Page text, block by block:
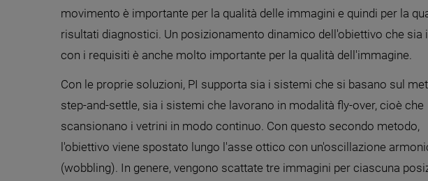
movimento è importante per la qualità delle immagini e quindi per la
risultati diagnostici. Un posizionamento dinamico dell'obiettivo che sia
con i requisiti è anche molto importante per la qualità dell'immagine.
Con le proprie soluzioni, PI supporta sia i sistemi che si basano sul
step-and-settle, sia i sistemi che lavorano in modalità fly-over, cioè che
scansionano i vetrini in modo continuo. Con questo secondo metodo,
l'obiettivo viene spostato lungo l'asse ottico con un'oscillazione
(wobbling). In genere, vengono scattate tre immagini per ciascuna